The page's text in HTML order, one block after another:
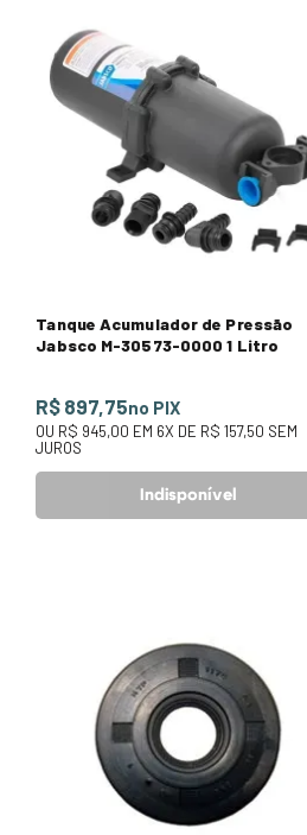
Tanque Acumulador de Pressão
Jabsco M-30573-0000 1 Litro
R$ 897,75no PIX
OU R$ 945,00 EM 6X DE R$ 157,50 SEM
JUROS
Indisponível